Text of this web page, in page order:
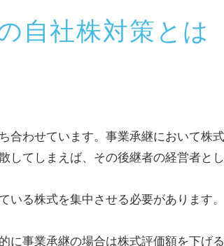
自社株対策とは
わせています。事業承継において株
してしまえば、その後継者の経営者と
る株式を集中させる必要があります。
事業承継の場合は株式評価額を下げ